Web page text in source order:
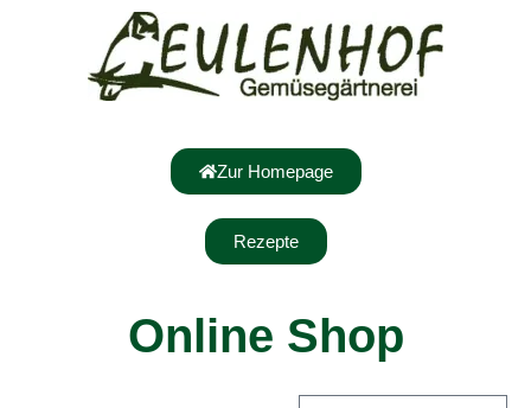
Zur Homepage
Rezepte
Online Shop